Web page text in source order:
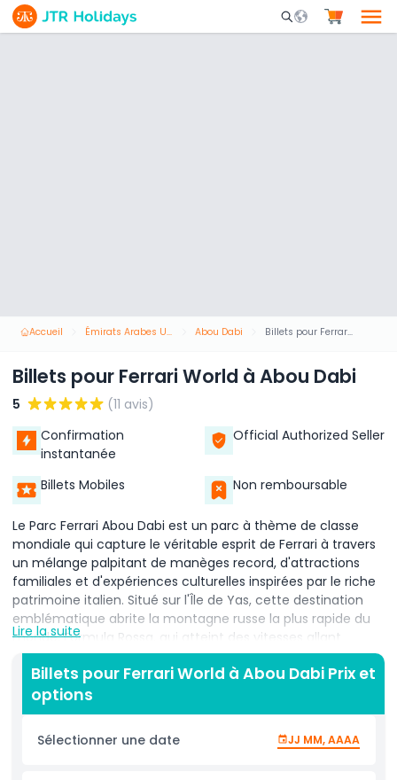
Mobile Search
Accueil Émirats Arabes Unis Abou Dabi Billets pour Ferrari World à Abou Dabi
Billets pour Ferrari World à Abou Dabi
5
(11 avis)
Confirmation
instantanée
Official Authorized Seller
Billets Mobiles Non remboursable
Le Parc Ferrari Abou Dabi est un parc à thème de classe
mondiale qui capture le véritable esprit de Ferrari à travers
un mélange palpitant de manèges record, d'attractions
familiales et d'expériences culturelles inspirées par le riche
patrimoine italien. Situé sur l'Île de Yas, cette destination
emblématique abrite la montagne russe la plus rapide du
monde, Formula Rossa, qui atteint des vitesses allant
jusqu'à 240 km/h, offrant une montée d'adrénaline sans
pareille. Au-delà des manèges à sensations, le parc
propose des simulateurs avancés, des spectacles
interactifs et des expériences immersives qui donnent vie à
l'histoire de Ferrari. Les familles trouveront également de
nombreuses attractions adaptées aux plus jeunes visiteurs,
Lire la suite
Billets pour Ferrari World à Abou Dabi Prix et
options
Sélectionner une date JJ MM, AAAA